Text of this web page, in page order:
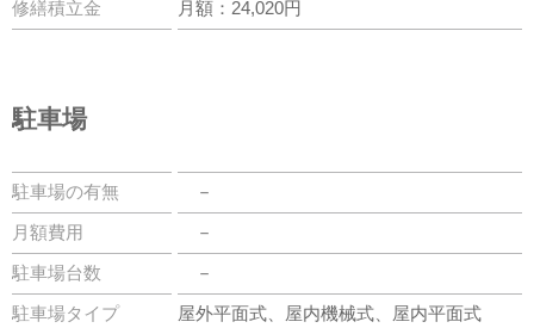
修繕積立金 月額：24,020円
駐車場
駐車場の有無 －
月額費用 －
駐車場台数 －
駐車場タイプ 屋外平面式、屋内機械式、屋内平面式